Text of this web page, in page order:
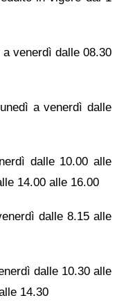
venerdì dalle 08.30
a venerdì dalle
dalle 10.00 alle
14.00 alle 16.00
dalle 8.15 alle
dalle 10.30 alle
14.30